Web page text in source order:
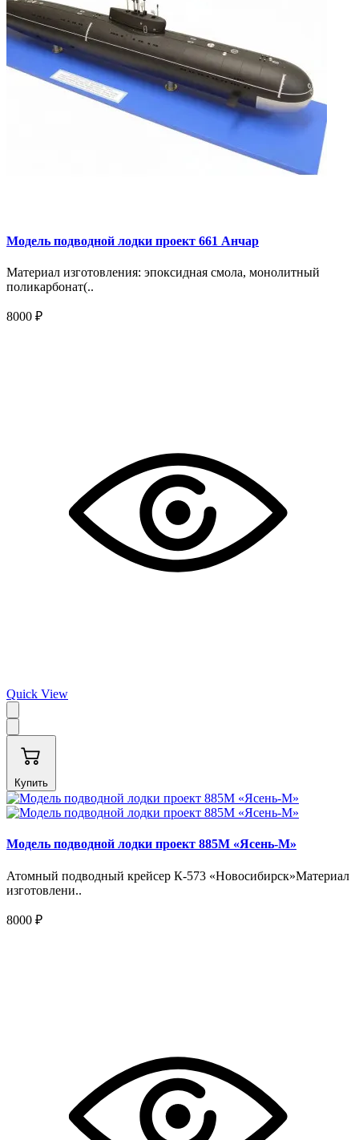
Модель подводной лодки проект 661 Анчар
Материал изготовления: эпоксидная смола, монолитный
поликарбонат(..
8000 ₽
Quick View
Купить
Модель подводной лодки проект 885М «Ясень-М»
Атомный подводный крейсер К-573 «Новосибирск»Материал
изготовлени..
8000 ₽